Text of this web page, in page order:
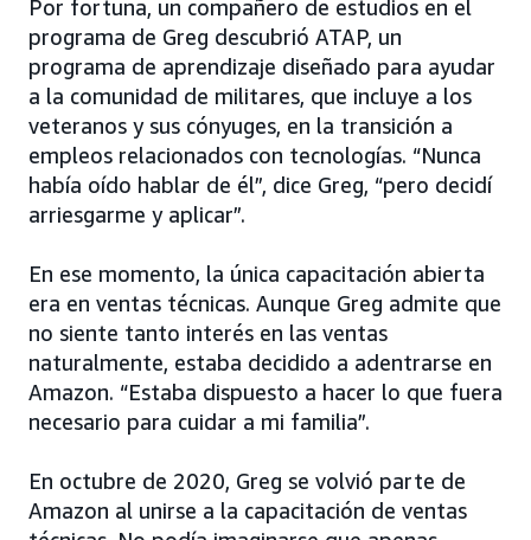
Por fortuna, un compañero de estudios en el
programa de Greg descubrió ATAP, un
programa de aprendizaje diseñado para ayudar
a la comunidad de militares, que incluye a los
veteranos y sus cónyuges, en la transición a
empleos relacionados con tecnologías. “Nunca
había oído hablar de él”, dice Greg, “pero decidí
arriesgarme y aplicar”.
En ese momento, la única capacitación abierta
era en ventas técnicas. Aunque Greg admite que
no siente tanto interés en las ventas
naturalmente, estaba decidido a adentrarse en
Amazon. “Estaba dispuesto a hacer lo que fuera
necesario para cuidar a mi familia”.
En octubre de 2020, Greg se volvió parte de
Amazon al unirse a la capacitación de ventas